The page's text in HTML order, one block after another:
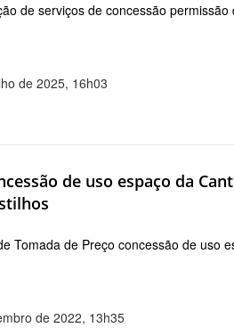
de serviços de concessão
de 2025, 16h03
de uso espaço da
Tomada de Preço concessão de uso
de 2022, 13h35